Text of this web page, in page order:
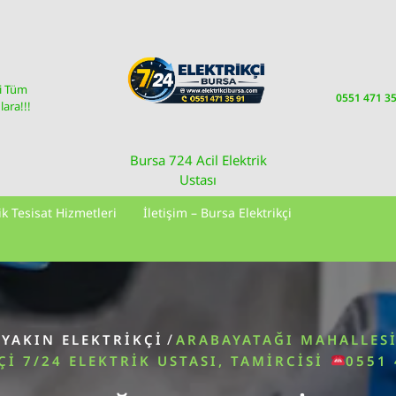
Tüm
Bursa 724 Acil Elektrik
Ustası
0551 471
Tesisat Hizmetleri İletişim – Bursa Elektrikçi
ELEKTRIKÇI / ARABAYATAĞI
7/24 ELEKTRIK USTASI, TAMIRCISI
0551